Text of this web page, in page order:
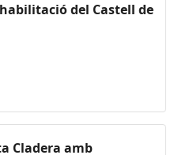
del Castell de
Cladera amb